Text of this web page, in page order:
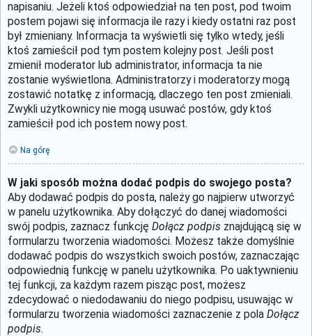
napisaniu. Jeżeli ktoś odpowiedział na ten post, pod twoim
postem pojawi się informacja ile razy i kiedy ostatni raz post
był zmieniany. Informacja ta wyświetli się tylko wtedy, jeśli
ktoś zamieścił pod tym postem kolejny post. Jeśli post
zmienił moderator lub administrator, informacja ta nie
zostanie wyświetlona. Administratorzy i moderatorzy mogą
zostawić notatkę z informacją, dlaczego ten post zmieniali.
Zwykli użytkownicy nie mogą usuwać postów, gdy ktoś
zamieścił pod ich postem nowy post.
Na górę
W jaki sposób można dodać podpis do swojego posta?
Aby dodawać podpis do posta, należy go najpierw utworzyć
w panelu użytkownika. Aby dołączyć do danej wiadomości
swój podpis, zaznacz funkcję Dołącz podpis znajdującą się w
formularzu tworzenia wiadomości. Możesz także domyślnie
dodawać podpis do wszystkich swoich postów, zaznaczając
odpowiednią funkcję w panelu użytkownika. Po uaktywnieniu
tej funkcji, za każdym razem pisząc post, możesz
zdecydować o niedodawaniu do niego podpisu, usuwając w
formularzu tworzenia wiadomości zaznaczenie z pola Dołącz
podpis.